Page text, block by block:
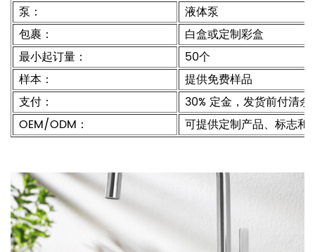
泵：
液体泵
包裹：
白盒或定制彩盒
最小起订量：
50个
样本：
提供免费样品
支付：
30% 定金，发货前付清余
OEM/ODM：
可提供定制产品、标志和